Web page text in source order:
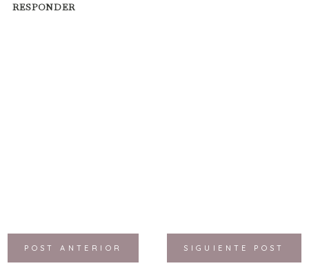
RESPONDER
POST ANTERIOR SIGUIENTE POST